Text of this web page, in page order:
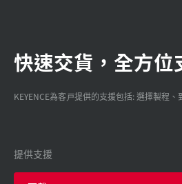
快速交貨，全方位
KEYENCE為客戸提供的支援包括: 選擇製程
提供支援